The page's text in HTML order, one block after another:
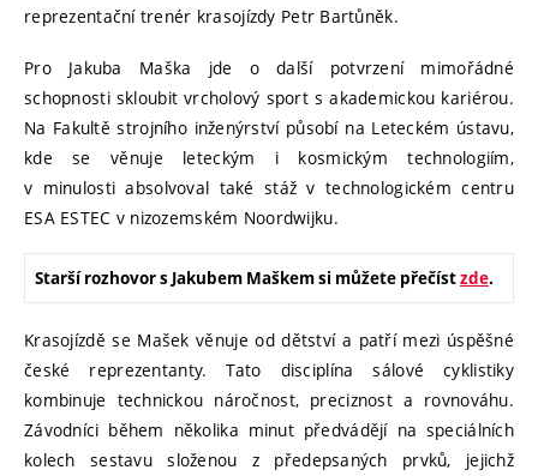
reprezentační trenér krasojízdy Petr Bartůněk.
Pro Jakuba Maška jde o další potvrzení mimořádné
schopnosti skloubit vrcholový sport s akademickou kariérou.
Na Fakultě strojního inženýrství působí na Leteckém ústavu,
kde se věnuje leteckým i kosmickým technologiím,
v minulosti absolvoval také stáž v technologickém centru
ESA ESTEC v nizozemském Noordwijku.
Starší rozhovor s Jakubem Maškem si můžete přečístzde.
Krasojízdě se Mašek věnuje od dětství a patří mezi úspěšné
české reprezentanty. Tato disciplína sálové cyklistiky
kombinuje technickou náročnost, preciznost a rovnováhu.
Závodníci během několika minut předvádějí na speciálních
kolech sestavu složenou z předepsaných prvků, jejichž